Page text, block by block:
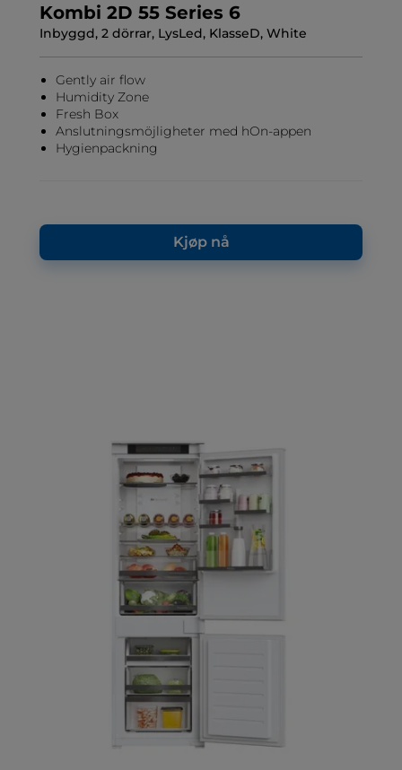
Kombi 2D 55 Series 6
Inbyggd, 2 dörrar, LysLed, KlasseD, White
Gently air flow
Humidity Zone
Fresh Box
Anslutningsmöjligheter med hOn-appen
Hygienpackning
Kjøp nå